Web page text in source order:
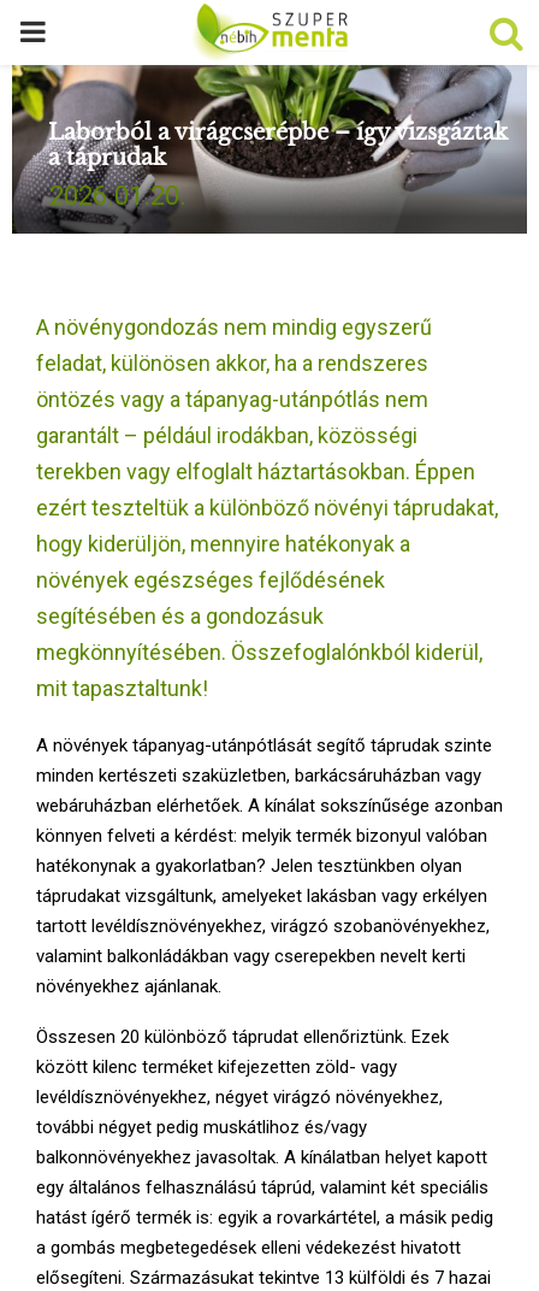
P
R
I
M
R
M
N
U
Laborból a virágcserépbe – így vizsgáztak
a táprudak
2026.01.20.
A növénygondozás nem mindig egyszerű
feladat, különösen akkor, ha a rendszeres
öntözés vagy a tápanyag-utánpótlás nem
garantált – például irodákban, közösségi
terekben vagy elfoglalt háztartásokban. Éppen
ezért teszteltük a különböző növényi táprudakat,
hogy kiderüljön, mennyire hatékonyak a
növények egészséges fejlődésének
segítésében és a gondozásuk
megkönnyítésében. Összefoglalónkból kiderül,
mit tapasztaltunk!
A növények tápanyag-utánpótlását segítő táprudak szinte
minden kertészeti szaküzletben, barkácsáruházban vagy
webáruházban elérhetőek. A kínálat sokszínűsége azonban
könnyen felveti a kérdést: melyik termék bizonyul valóban
hatékonynak a gyakorlatban? Jelen tesztünkben olyan
táprudakat vizsgáltunk, amelyeket lakásban vagy erkélyen
tartott levéldísznövényekhez, virágzó szobanövényekhez,
valamint balkonládákban vagy cserepekben nevelt kerti
növényekhez ajánlanak.
Összesen 20 különböző táprudat ellenőriztünk. Ezek
között kilenc terméket kifejezetten zöld- vagy
levéldísznövényekhez, négyet virágzó növényekhez,
további négyet pedig muskátlihoz és/vagy
balkonnövényekhez javasoltak. A kínálatban helyet kapott
egy általános felhasználású táprúd, valamint két speciális
hatást ígérő termék is: egyik a rovarkártétel, a másik pedig
a gombás megbetegedések elleni védekezést hivatott
elősegíteni. Származásukat tekintve 13 külföldi és 7 hazai